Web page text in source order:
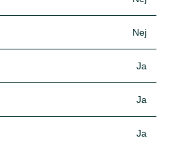
Nej
Ja
Ja
Ja